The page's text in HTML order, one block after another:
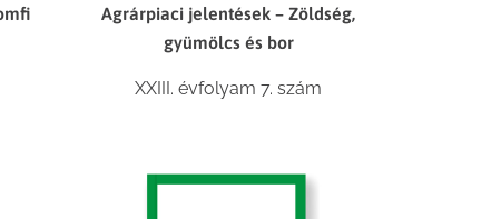
Agrárpiaci jelentések – Zöldség,
gyümölcs és bor
XXIII. évfolyam 7. szám